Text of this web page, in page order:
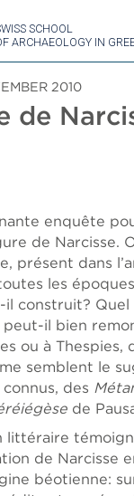
SCHOOL
ARCHAEOLOGY IN
2010
de
enquête
de Narcisse.
présent dans
les
il construit?
il bien
ou à Thespies,
semblent le
des
de
de Narcisse
béotienne: